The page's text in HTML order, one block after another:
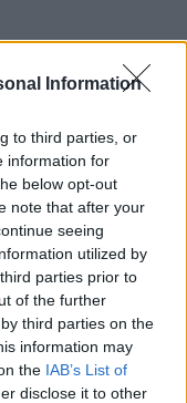
Information
to third parties, or
information for
below opt-out
note that after your
seeing
utilized by
parties prior to
of the further
third parties on the
information may
the IAB’s List of
disclose it to other
τιμές – Η